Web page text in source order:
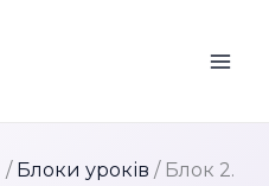
/ Блоки уроків / Блок 2.